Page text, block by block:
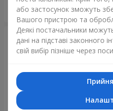
Замовити
або застосунок зможуть
Вашого пристрою та
Деякі постачальники
дані на підставі законного
свій вибір пізніше через